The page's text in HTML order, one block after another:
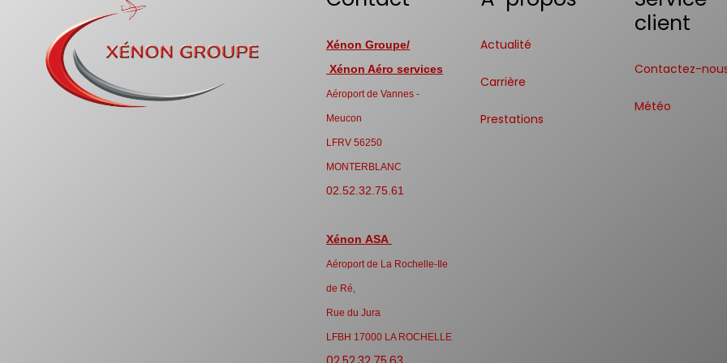
Xénon Groupe/
Xénon Aéro services
Aéroport de Vannes -
Meucon
LFRV 56250
MONTERBLANC
02.52.32.75.61
Xénon ASA
Aéroport de La Rochelle-Ile
de Ré,
Rue du Jura
LFBH 17000 LA ROCHELLE
Actualité
Carrière
Prestations
client
Contactez-
Météo